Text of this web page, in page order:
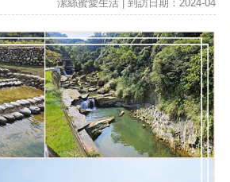
潔絲蜜愛生活 | 到訪日期：2024-04